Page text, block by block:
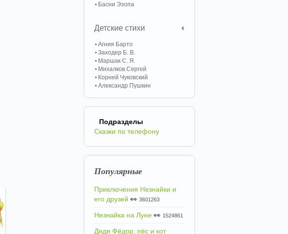
Басни Эзопа
Детские стихи
Агния Барто
Заходер Б. В.
Маршак С. Я.
Михалков Сергей
Корней Чуковский
Александр Пушкин
Подразделы
Сказки по телефону
Популярные
Приключения Незнайки и
его друзей 👀 3601263
Незнайка на Луне 👀 1524861
Дядя Фёдор, пёс и кот